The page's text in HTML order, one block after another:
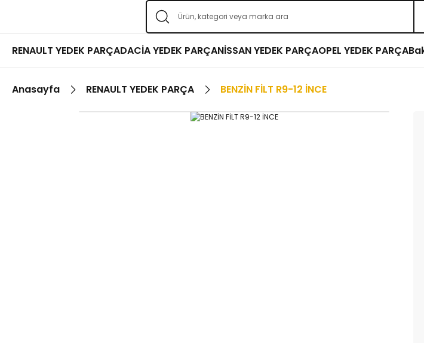
RENAULT YEDEK PARÇADACİA YEDEK PARÇANİSSAN YEDEK PARÇAOPEL YEDEK PARÇA
Anasayfa RENAULT YEDEK PARÇA BENZİN FİLT R9-12 İNCE